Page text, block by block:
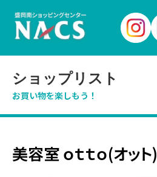
ショップリスト
お買い物を楽しもう！
美容室 ｏｔｔｏ(オット)